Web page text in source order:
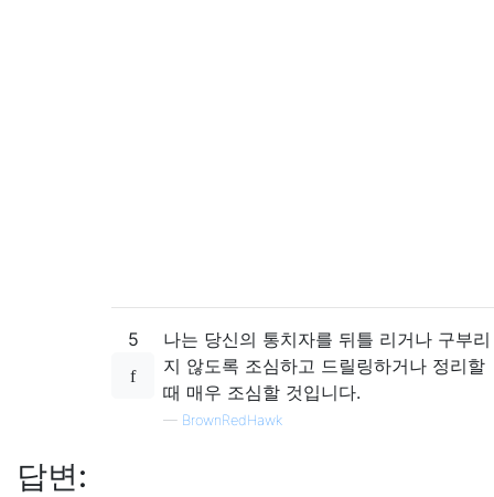
5
나는 당신의 통치자를 뒤틀 리거나 구부리
지 않도록 조심하고 드릴링하거나 정리할
때 매우 조심할 것입니다.
— BrownRedHawk
답변: